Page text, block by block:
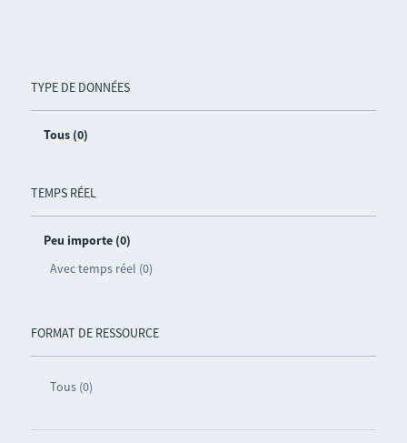
TYPE DE DONNÉES
Tous (0)
TEMPS RÉEL
Peu importe (0)
Avec temps réel (0)
FORMAT DE RESSOURCE
Tous (0)